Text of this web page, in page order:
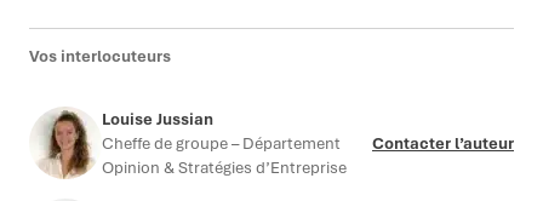
Vos interlocuteurs
Louise Jussian
Cheffe de groupe – Département
Opinion & Stratégies d’Entreprise
Contacter l’auteur